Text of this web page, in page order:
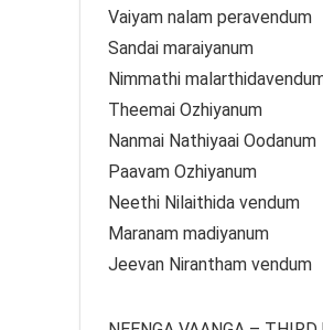
Vaiyam nalam peravendum
Sandai maraiyanum
Nimmathi
Theemai Ozhiyanum
Nanmai Nathiyaai Oodanum
Paavam Ozhiyanum
Neethi Nilaithida vendum
Maranam madiyanum
Jeevan Nirantham vendum